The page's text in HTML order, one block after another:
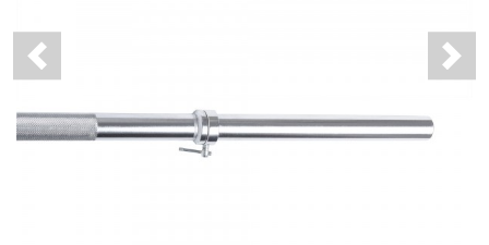
Previous Next